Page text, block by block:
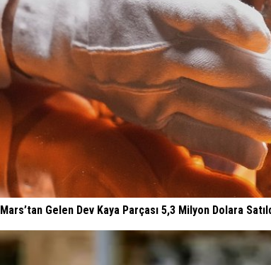
Mars’tan Gelen Dev Kaya Parçası 5,3 Milyon Dolara Satıldı